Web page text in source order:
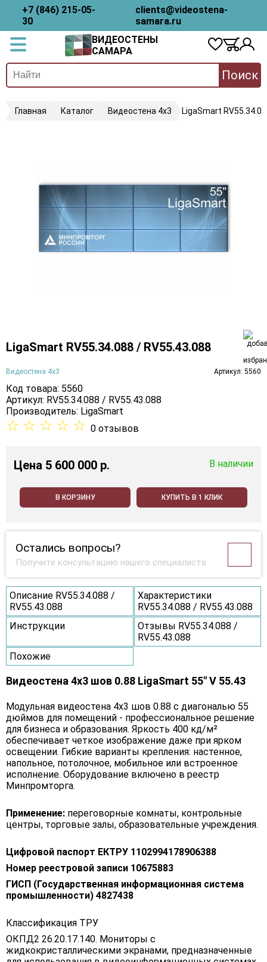
+7 (846) 215-05-
30
clients@videostena-
samara.ru
ВИДЕОСТЕНЫ
САМАРА
Поиск
Главная Каталог Видеостена 4х3 LigaSmart
LigaSmart RV55.34.088 / RV55.43.088
Видеостена 4х3 Артикул: 5560
Код товара: 5560
Артикул: RV55.34.088 / RV55.43.088
Производитель: LigaSmart
☆ ☆ ☆ ☆ ☆ 0 отзывов
Цена 5 600 000 p. В наличии
В КОРЗИНУ КУПИТЬ В 1 КЛИК
Остались вопросы?
Получите консультацию нашего специалиста
Описание RV55.34.088 /
RV55.43.088
Характеристики
RV55.34.088 / RV55.43.088
Инструкции
Отзывы RV55.34.088 /
RV55.43.088
Похожие
Видеостена 4x3 шов 0.88 LigaSmart 55" V 55.43
Модульная видеостена 4x3 шов 0.88 с диагональю 55
дюймов для помещений - профессиональное решение
для бизнеса и образования. Яркость 400 кд/м²
обеспечивает четкое изображение даже при ярком
освещении. Гибкие варианты крепления: настенное,
напольное, потолочное, мобильное или встроенное
исполнение. Оборудование включено в реестр
Минпромторга.
Применение: переговорные комнаты, контрольные
центры, торговые залы, образовательные учреждения.
Цифровой паспорт ЕКТРУ 1102994178906388
Номер реестровой записи 10675883
ГИСП (Государственная информационная система
промышленности) 4827438
Классификация ТРУ
ОКПД2 26.20.17.140. Мониторы с
жидкокристаллическими экранами, предназначенные